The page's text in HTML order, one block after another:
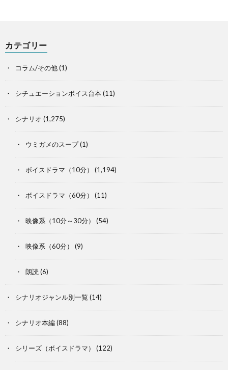
カテゴリー
コラム/その他(1)
シチュエーションボイス台本(11)
シナリオ (1,275)
ウミガメのスープ(1)
ボイスドラマ（10分） (1,194)
ボイスドラマ（60分） (11)
映像系（10分～30分） (54)
映像系（60分） (9)
朗読 (6)
シナリオジャンル別一覧 (14)
シナリオ本編(88)
シリーズ（ボイスドラマ） (122)